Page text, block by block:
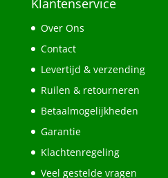
Over Ons
Contact
Levertijd & verzending
Ruilen & retourneren
Betaalmogelijkheden
Garantie
Klachtenregeling
Veel gestelde vragen